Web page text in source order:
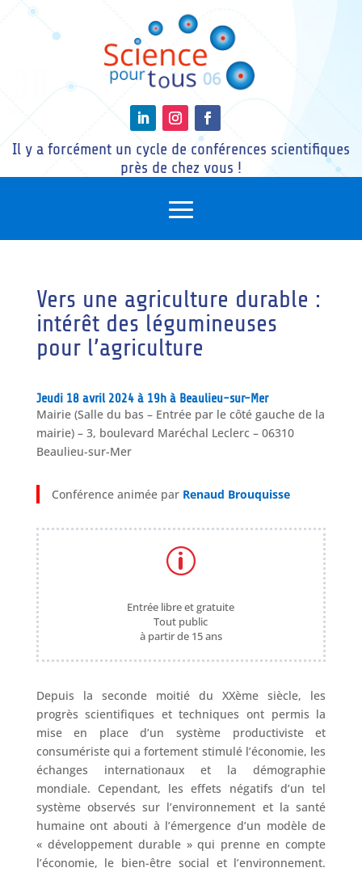
Il y a forcément un cycle de conférences scientifiques
près de chez vous !
Vers une agriculture durable :
intérêt des légumineuses
pour l’agriculture
Jeudi 18 avril 2024 à 19h à Beaulieu-sur-Mer
Mairie (Salle du bas – Entrée par le côté gauche de la
mairie) – 3, boulevard Maréchal Leclerc – 06310
Beaulieu-sur-Mer
Conférence animée par Renaud Brouquisse
p
Entrée libre et gratuite
Tout public
à partir de 15 ans
Depuis la seconde moitié du XXème siècle, les
progrès scientifiques et techniques ont permis la
mise en place d’un système productiviste et
consumériste qui a fortement stimulé l’économie, les
échanges internationaux et la démographie
mondiale. Cependant, les effets négatifs d’un tel
système observés sur l’environnement et la santé
humaine ont abouti à l’émergence d’un modèle de
« développement durable » qui prenne en compte
l’économie, le bien-être social et l’environnement.